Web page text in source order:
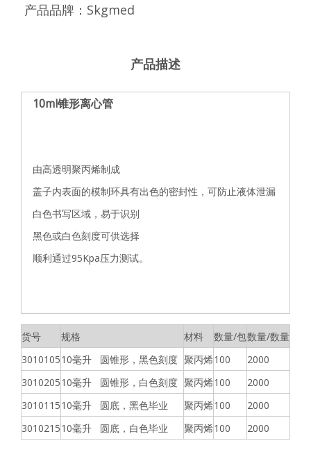
产品品牌： Skgmed
产品描述
10ml锥形离心管
由高透明聚丙烯制成
盖子内表面的模制环具有出色的密封性，可防止液体泄漏
白色书写区域，易于识别
黑色或白色刻度可供选择
顺利通过95Kpa压力测试。
货号 规格 材料 数量/包数量/数量
301010510毫升 圆锥形，黑色刻度 聚丙烯100
2000
301020510毫升 圆锥形，白色刻度 聚丙烯100
2000
301011510毫升 圆底，黑色毕业 聚丙烯100
2000
301021510毫升 圆底，白色毕业 聚丙烯100 2000